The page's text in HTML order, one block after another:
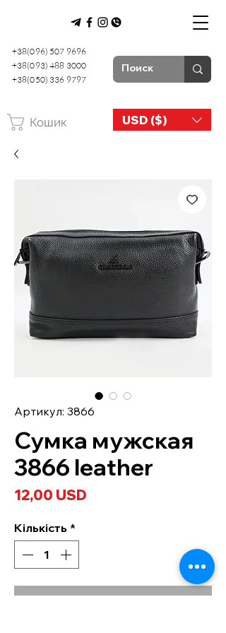
+38(096) 507 9696
+38(093) 488 3000
+38(050) 336 9797
USD ($)
Кошик
Артикул: 3866
Сумка мужская
3866 leather
12,00 USD
Кількість *
Додати у кошик